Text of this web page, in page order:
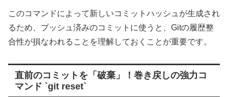
このコマンドによって新しいコミットハッシュが生成され
るため、プッシュ済みのコミットに使うと、Gitの履歴整
合性が損なわれることを理解しておくことが重要です。
直前のコミットを「破棄」！巻き戻しの強力コ
マンド `git reset`